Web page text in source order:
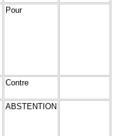
Pour
Contre
ABSTENTION